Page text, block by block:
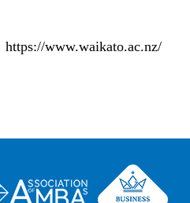
https://www.waikato.ac.nz/